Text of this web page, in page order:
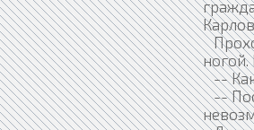
ногой.
-- Как
--